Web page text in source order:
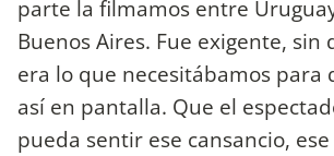
parte la filmamos entre
Buenos Aires. Fue exigente, sin
era lo que necesitábamos para
así en pantalla. Que el
pueda sentir ese cansancio,